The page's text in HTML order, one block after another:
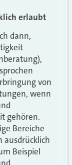
erlaubt
dann,
von
wenn
gehören.
Bereiche
ausdrücklich
Beispiel